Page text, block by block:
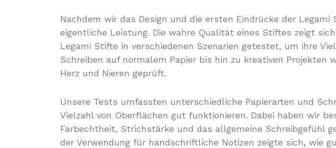
Nachdem wir das Design und die ersten Eindrücke der
eigentliche Leistung. Die wahre Qualität eines Stiftes zeigt
Legami Stifte in verschiedenen Szenarien getestet, um ihre
Schreiben auf normalem Papier bis hin zu kreativen
Herz und Nieren geprüft.
Unsere Tests umfassten unterschiedliche Papierarten und
Vielzahl von Oberflächen gut funktionieren. Dabei haben wir
Farbechtheit, Strichstärke und das allgemeine Schreibgefühl
der Verwendung für handschriftliche Notizen zeigte sich, wie